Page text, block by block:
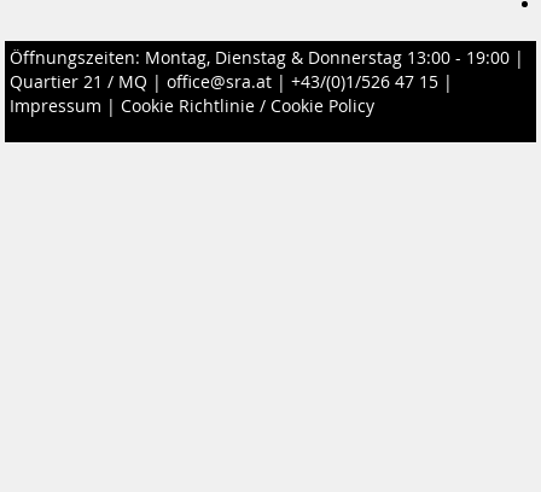
Öffnungszeiten: Montag, Dienstag & Donnerstag 13:00 - 19:00 |
Quartier 21 / MQ | office@sra.at | +43/(0)1/526 47 15 |
Impressum | Cookie Richtlinie / Cookie Policy